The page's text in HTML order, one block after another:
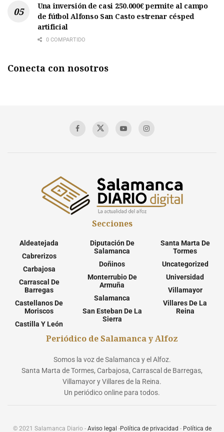
Una inversión de casi 250.000€ permite al campo
de fútbol Alfonso San Casto estrenar césped
artificial
0 COMPARTIDO
Conecta con nosotros
Secciones
Aldeatejada
Cabrerizos
Carbajosa
Carrascal De
Barregas
Castellanos De
Moriscos
Castilla Y León
Diputación De
Salamanca
Doñinos
Monterrubio De
Armuña
Salamanca
San Esteban De La
Sierra
Santa Marta De
Tormes
Uncategorized
Universidad
Villamayor
Villares De La
Reina
Periódico de Salamanca y Alfoz
Somos la voz de Salamanca y el Alfoz.
Santa Marta de Tormes, Carbajosa, Carrascal de Barregas,
Villamayor y Villares de la Reina.
Un periódico online para todos.
© 2021 Salamanca Diario - Aviso legal -Política de privacidad - Política de